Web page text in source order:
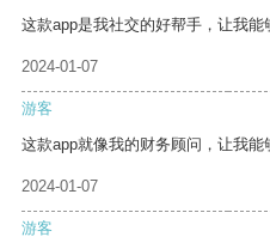
这款app是我社交的好帮手，让我能
2024-01-07
游客
这款app就像我的财务顾问，让我能
2024-01-07
游客